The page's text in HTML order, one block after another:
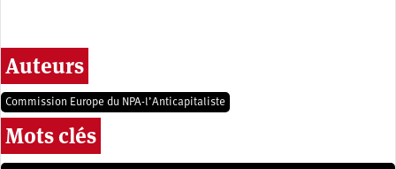
Auteurs
Commission Europe du NPA-l’Anticapitaliste
Mots clés